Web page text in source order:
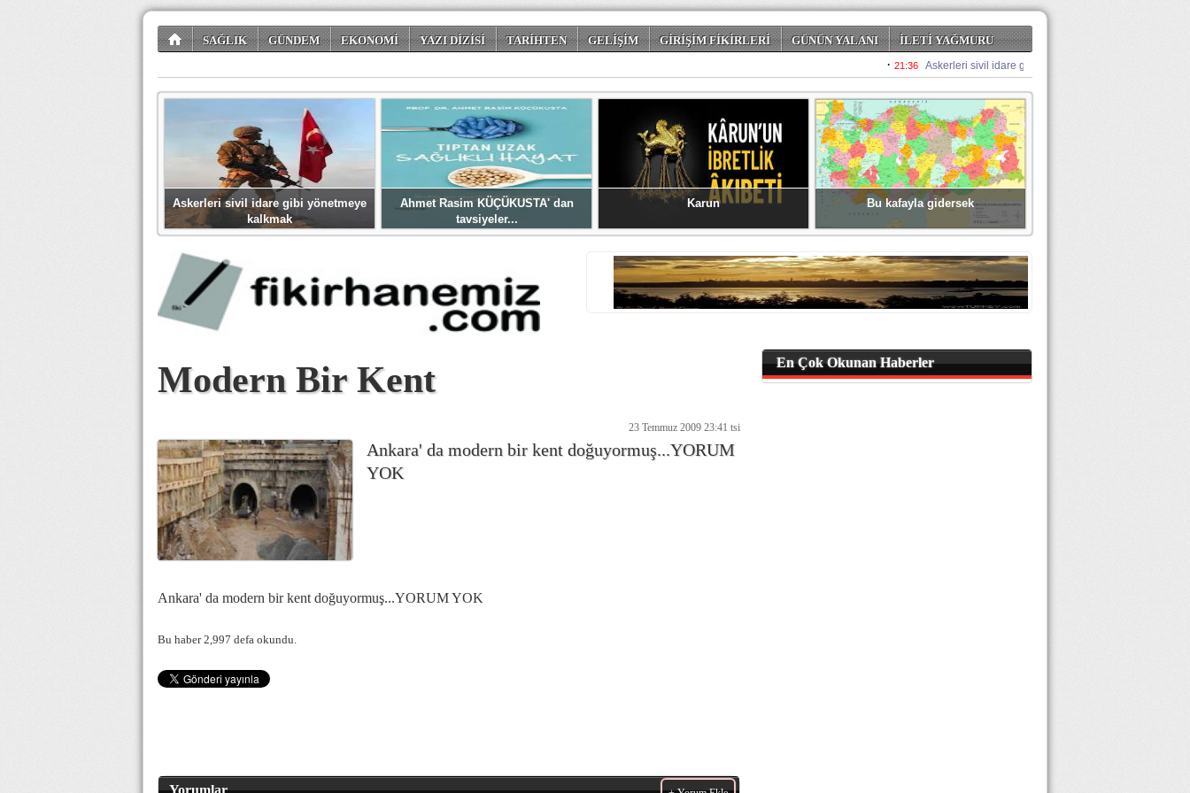
SAĞLIK GÜNDEM EKONOMİ YAZI DİZİSİ TARİHTEN GELİŞİM GİRİŞİM FİKİRLERİ GÜNÜN YALANI
İLETİ YAĞMURU
Askerleri sivil idare gibi yönetmeye
kalkmak
Ahmet Rasim KÜÇÜKUSTA' dan
tavsiyeler...
Karun Bu kafayla gidersek
Modern Bir Kent
23 Temmuz 2009 23:41 tsi
Ankara' da modern bir kent doğuyormuş...YORUM
YOK
Ankara' da modern bir kent doğuyormuş...YORUM YOK
Bu haber 2,997 defa okundu.
Yorumlar
En Çok Okunan Haberler